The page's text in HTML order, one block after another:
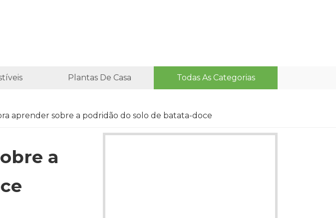
Plantas De Casa Todas As Categorias
aprender sobre a podridão do solo de batata-doce
a